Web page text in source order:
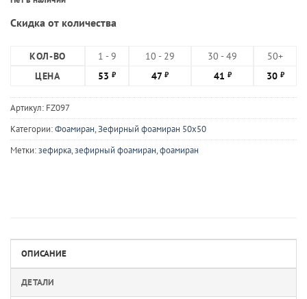
Скидка от количества
КОЛ-ВО 1 - 9 10 - 29 30 - 49
50+
ЦЕНА
53 ₽ 47 ₽ 41 ₽ 30 ₽
Артикул: FZ097
Категории:Фоамиран,Зефирный фоамиран 50х50
Метки:зефирка,зефирный фоамиран,фоамиран
ОПИСАНИЕ
ДЕТАЛИ